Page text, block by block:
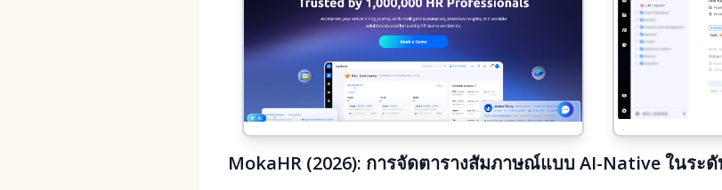
MokaHR (2026): การจัดตารางสัมภาษณ์แบบ AI-Native ในระดั